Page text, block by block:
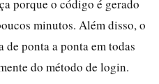
porque o código é gerado
minutos. Além disso, o
ponta a ponta em todas
do método de login.